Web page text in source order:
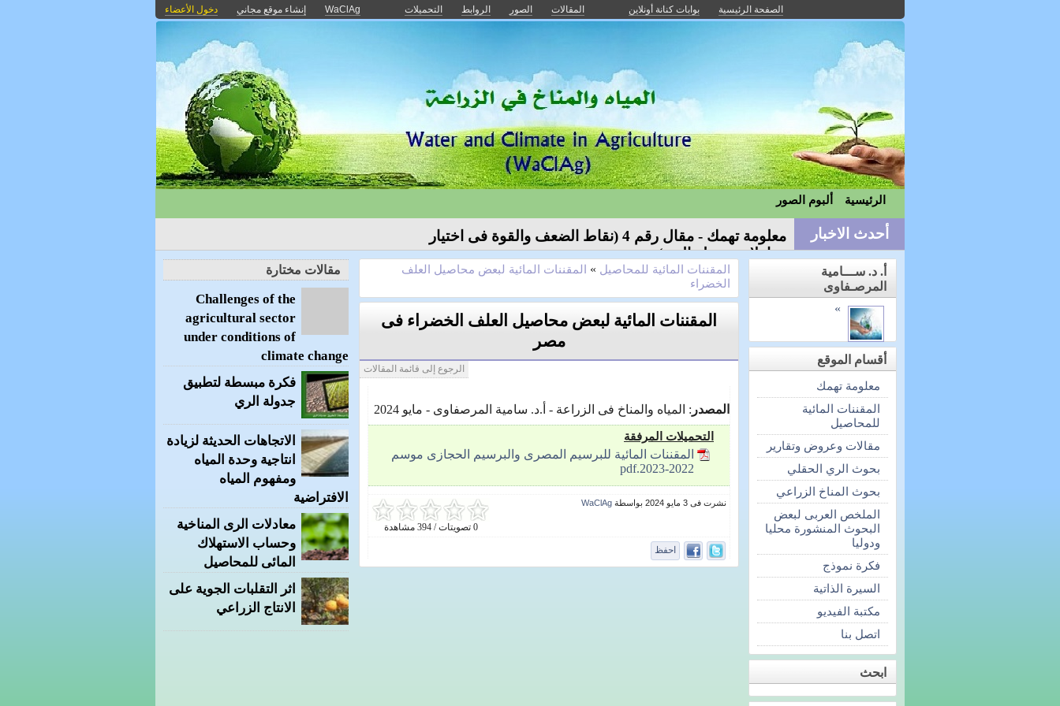
الصفحة الرئيسية بوابات كنانة أونلاين المقالات الصور الروابط التحميلات WaClAg إنشاء موقع مجاني دخول الأعضاء
الرئيسية ألبوم الصور
أحدث الاخبار
معلومة تهمك - مقال رقم 4 (نقاط الضعف والقوة فى اختيار
معاملات جدولة الرى)
المقننات المائية للمحاصيل » المقننات المائية لبعض محاصيل العلف
الخضراء
المقننات المائية لبعض محاصيل العلف الخضراء فى
مصر
الرجوع إلى قائمة المقالات
المصدر : المياه والمناخ فى الزراعة - أ.د. سامية المرصفاوى - مايو 2024
التحميلات المرفقة
المقننات المائية للبرسيم المصرى والبرسيم الحجازى موسم
2022-2023.pdf
0 تصويتات / 394 مشاهدة
نشرت فى 3 مايو 2024 بواسطة WaClAg
احفظ
أ. د. ســـامية
المرصـفاوى
»
أقسام الموقع
معلومة تهمك
المقننات المائية
للمحاصيل
مقالات وعروض وتقارير
بحوث الري الحقلي
بحوث المناخ الزراعي
الملخص العربى لبعض
البحوث المنشورة محليا
ودوليا
فكرة نموذج
السيرة الذاتية
مكتبة الفيديو
اتصل بنا
ابحث
مقالات مختارة
Challenges of the
agricultural sector
under conditions of
climate change
فكرة مبسطة لتطبيق
جدولة الري
الاتجاهات الحديثة لزيادة
انتاجية وحدة المياه
ومفهوم المياه
الافتراضية
معادلات الرى المناخية
وحساب الاستهلاك
المائى للمحاصيل
اثر التقلبات الجوية على
الانتاج الزراعي